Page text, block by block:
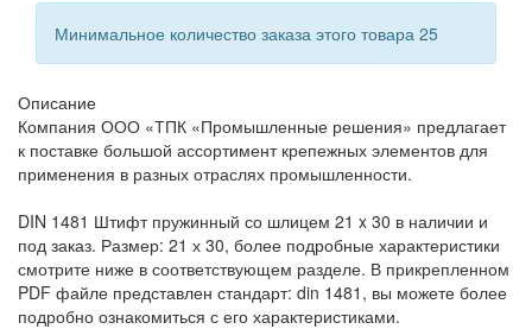
Минимальное количество заказа этого товара 25
Описание
Компания ООО «ТПК «Промышленные решения» предлагает
к поставке большой ассортимент крепежных элементов для
применения в разных отраслях промышленности.
DIN 1481 Штифт пружинный со шлицем 21 x 30 в наличии и
под заказ. Размер: 21 х 30, более подробные характеристики
смотрите ниже в соответствующем разделе. В прикрепленном
PDF файле представлен стандарт: din 1481, вы можете более
подробно ознакомиться с его характеристиками.